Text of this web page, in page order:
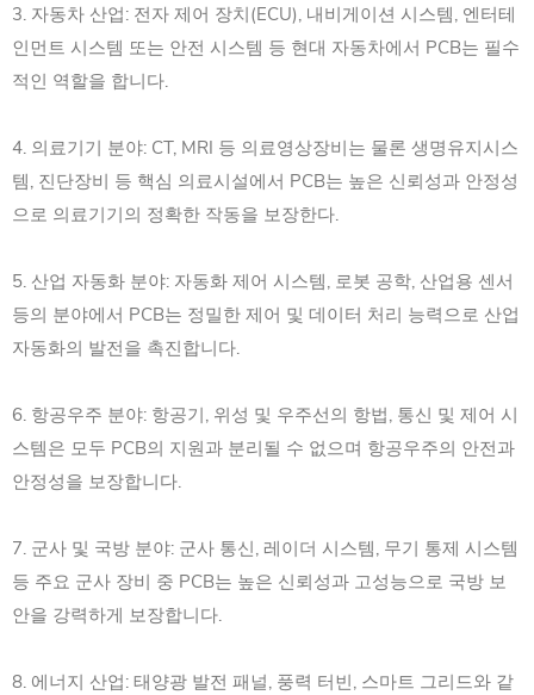
3. 자동차 산업: 전자 제어 장치(ECU), 내비게이션 시스템, 엔터테
인먼트 시스템 또는 안전 시스템 등 현대 자동차에서 PCB는 필수
적인 역할을 합니다.
4. 의료기기 분야: CT, MRI 등 의료영상장비는 물론 생명유지시스
템, 진단장비 등 핵심 의료시설에서 PCB는 높은 신뢰성과 안정성
으로 의료기기의 정확한 작동을 보장한다.
5. 산업 자동화 분야: 자동화 제어 시스템, 로봇 공학, 산업용 센서
등의 분야에서 PCB는 정밀한 제어 및 데이터 처리 능력으로 산업
자동화의 발전을 촉진합니다.
6. 항공우주 분야: 항공기, 위성 및 우주선의 항법, 통신 및 제어 시
스템은 모두 PCB의 지원과 분리될 수 없으며 항공우주의 안전과
안정성을 보장합니다.
7. 군사 및 국방 분야: 군사 통신, 레이더 시스템, 무기 통제 시스템
등 주요 군사 장비 중 PCB는 높은 신뢰성과 고성능으로 국방 보
안을 강력하게 보장합니다.
8. 에너지 산업: 태양광 발전 패널, 풍력 터빈, 스마트 그리드와 같